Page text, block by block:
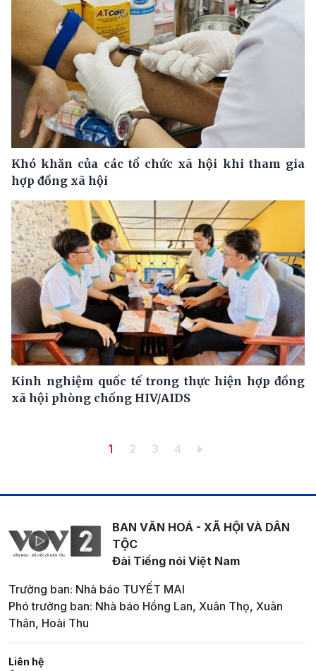
Khó khăn của các tổ chức xã hội khi tham gia
hợp đồng xã hội
Kinh nghiệm quốc tế trong thực hiện hợp đồng
xã hội phòng chống HIV/AIDS
Trang hiện thời
1 Trang
2 Trang
3 Trang
4
BAN VĂN HOÁ - XÃ HỘI VÀ DÂN
TỘC
Đài Tiếng nói Việt Nam
Trưởng ban: Nhà báo TUYẾT MAI
Phó trưởng ban: Nhà báo Hồng Lan, Xuân Thọ, Xuân
Thân, Hoài Thu
Liên hệ